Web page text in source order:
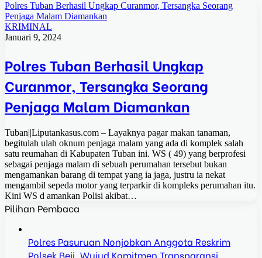
Polres Tuban Berhasil Ungkap Curanmor, Tersangka Seorang
Penjaga Malam Diamankan
KRIMINAL
Januari 9, 2024
Polres Tuban Berhasil Ungkap
Curanmor, Tersangka Seorang
Penjaga Malam Diamankan
Tuban||Liputankasus.com – Layaknya pagar makan tanaman,
begitulah ulah oknum penjaga malam yang ada di komplek salah
satu reumahan di Kabupaten Tuban ini. WS ( 49) yang berprofesi
sebagai penjaga malam di sebuah perumahan tersebut bukan
mengamankan barang di tempat yang ia jaga, justru ia nekat
mengambil sepeda motor yang terparkir di kompleks perumahan itu.
Kini WS d amankan Polisi akibat…
Pilihan Pembaca
Polres Pasuruan Nonjobkan Anggota Reskrim
Polsek Beji, Wujud Komitmen Transparansi